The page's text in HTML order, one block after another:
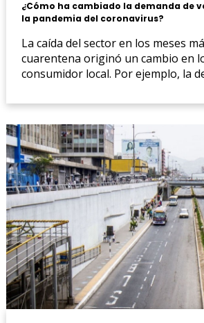
¿Cómo ha cambiado la demanda de
la pandemia del coronavirus?
La caída del sector en los meses
cuarentena originó un cambio en
consumidor local. Por ejemplo, la